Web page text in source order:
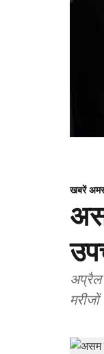
खबरें